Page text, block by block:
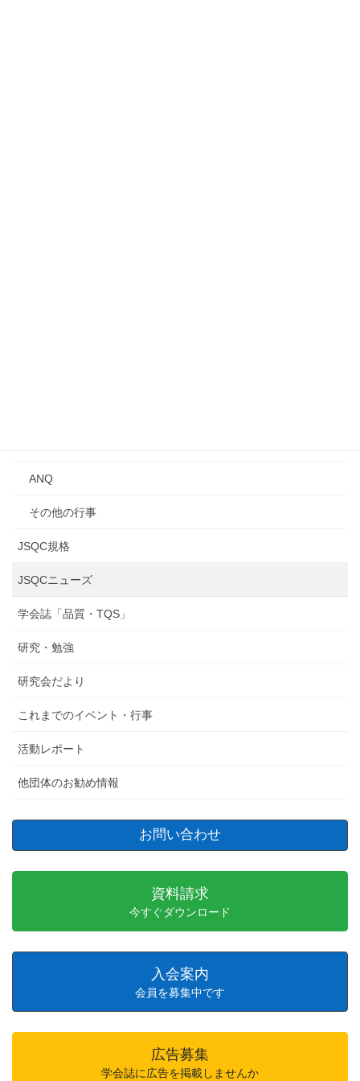
ANQ
その他の行事
JSQC規格
JSQCニューズ
学会誌「品質・TQS」
研究・勉強
研究会だより
これまでのイベント・行事
活動レポート
他団体のお勧め情報
お問い合わせ
資料請求
今すぐダウンロード
入会案内
会員を募集中です
広告募集
学会誌に広告を掲載しませんか